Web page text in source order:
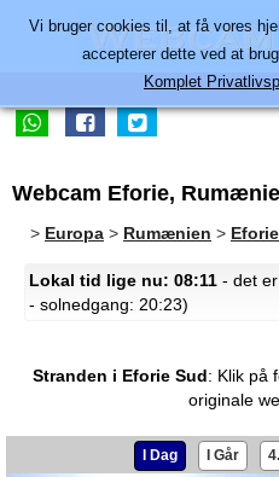
Webcam Eforie,
> Europa > Rumænien > Eforie
Lokal tid lige nu: 08:11 - det
- solnedgang: 20:23)
Stranden i Eforie Sud: Klik på
originale
I Dag I Går
Vi bruger cookies til, at få vores
accepterer dette ved at
Komplet